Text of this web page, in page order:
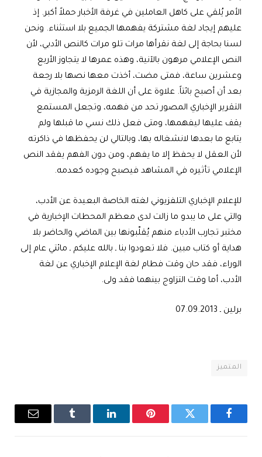
الأمر يُلقي على كاهل العاملين في غرفة الأخبار حملاً أكبر. إذ
عليهم إيجاد لغة مشتركة يفهمها الجميع بلا استثناء. ونحن
لسنا بحاجة إلى لغة نقرأها مرات تلو مرات كالنص الأدبي، لأن
النص الإعلامي مرهون بالآنية، وهذه عمرها لا يتجاوز الأربع
وعشرين ساعة، فمتى مضت، أخذت معها نصها بلا رجعة
بعد أن أصبح بائتاً. علاوة على أن اللغة الرمزية والمجازية في
التقرير الإخباري المصور تحد من فهمه، وتجعل المستمع
يقف عليها ليفهمها، ومتى فعل ذلك نسي ما قبلها ولم
يتابع ما بعدها لانشغاله بها، وبالتالي لن يحفظها في ذاكرته
لأن العقل لا يحفظ إلا ما يفهم، ومن دون الفهم يفقد النص
الإعلامي تأثيره في المشاهد فيصبح وجوده كعدمه.
للإعلام الإخباري التلفزيوني لغته الخاصة البعيدة عن الأدب،
والتي على ما يبدو ما زالت لدى معظم المحطات الإخبارية في
مختبر تجارب الأدباء منهم يُقلّبونها بين الماضي والحاضر بلا
هداية أو كتاب مبين. فلا تعودوا بنا ـ بالله عليكم ـ مائتي عام إلى
الوراء، فقد حان وقت فطام لغة الإعلام الإخباري عن لغة
الأدب، أما وقت التزاوج بينهما فقد ولى.
برلين ـ 07.09.2013
المتميز
فيسبوك تويتر بينتيريستلينكدإن Tumblr
البريد